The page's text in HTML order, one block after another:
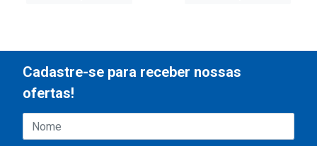
Cadastre-se para receber nossas
ofertas!